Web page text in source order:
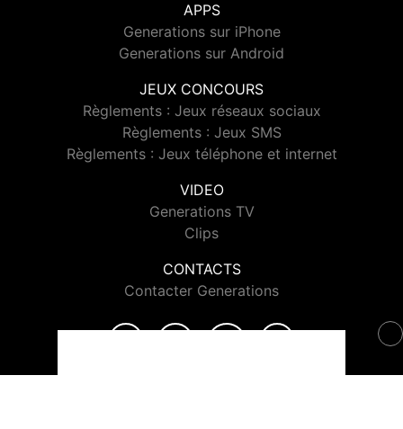
APPS
Generations sur iPhone
Generations sur Android
JEUX CONCOURS
Règlements : Jeux réseaux sociaux
Règlements : Jeux SMS
Règlements : Jeux téléphone et internet
VIDEO
Generations TV
Clips
CONTACTS
Contacter Generations